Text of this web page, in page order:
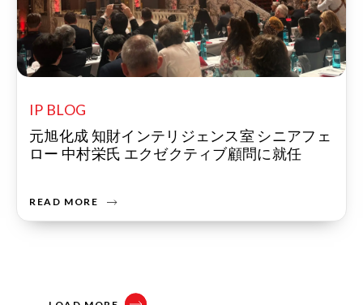
IP BLOG
元旭化成 知財インテリジェンス室 シニアフェ
ロー 中村栄氏 エクゼクティブ顧問に就任
READ MORE